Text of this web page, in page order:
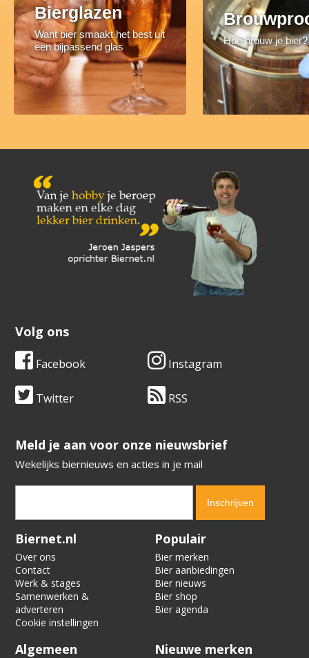
Bierglazen
Want bier smaakt het best uit
een bijpassend glas
Hoe brouw je bier?
Volg ons
Facebook Instagram
Twitter RSS
​​​​​​​Meld je aan voor onze nieuwsbrief
Wekelijks biernieuws en acties in je mail
Verification code:
Biernet.nl
Over ons
Contact
Werk & stages
Samenwerken &
adverteren
Cookie instellingen
Populair
Bier merken
Bier aanbiedingen
Bier nieuws
Bier shop
Bier agenda
Algemeen Nieuwe merken